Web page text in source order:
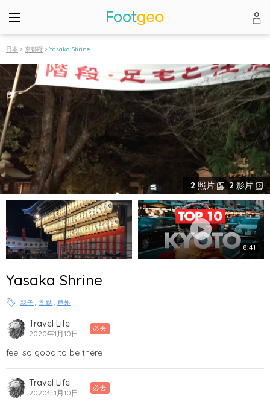
日本 > 京都府 > Yasaka Shrine
2 照片 2 影片
8:41
Yasaka Shrine
親子 ,景點 戶外
Travel Life
2020年1月10日
必去
feel so good to be there
Travel Life
2020年1月10日
必去